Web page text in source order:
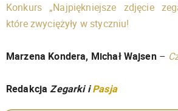
Konkurs „Najpiękniejsze zdjęcie
które zwyciężyły w styczniu!
Marzena Kondera, Michał Wajsen–
Redakcja Zegarki iPasja